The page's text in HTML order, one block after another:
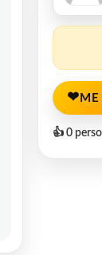
❤
👍 0